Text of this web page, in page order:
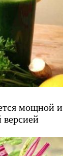
мощной и
версией